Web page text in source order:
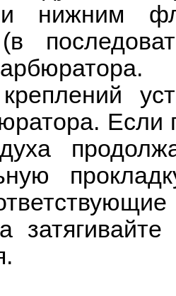
и нижним
Если